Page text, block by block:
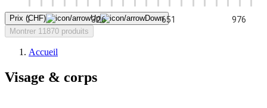
1 326 651 976
Prix (CHF)
Montrer 11870 produits
Accueil
Visage & corps